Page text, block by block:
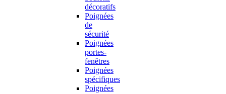
décoratifs
Poignées
de
sécurité
Poignées
portes-
fenêtres
Poignées
spécifiques
Poignées